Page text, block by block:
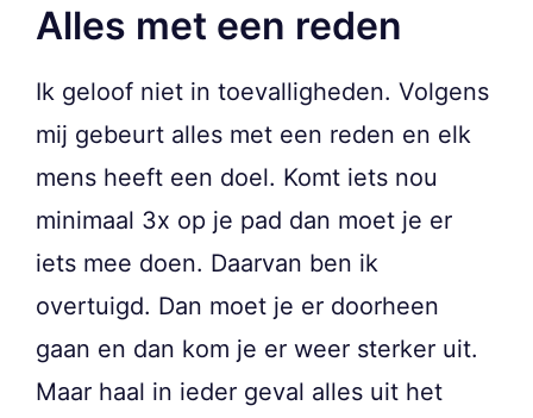
Alles met een reden
Ik geloof niet in toevalligheden. Volgens
mij gebeurt alles met een reden en elk
mens heeft een doel. Komt iets nou
minimaal 3x op je pad dan moet je er
iets mee doen. Daarvan ben ik
overtuigd. Dan moet je er doorheen
gaan en dan kom je er weer sterker uit.
Maar haal in ieder geval alles uit het